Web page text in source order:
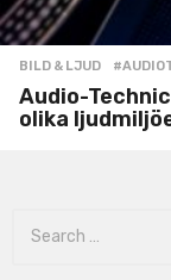
BILD & LJUD
Audio-
olika